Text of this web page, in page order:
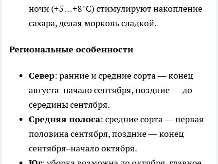
ночи (+5…+8°C) стимулируют накопление
сахара, делая морковь сладкой.
Региональные особенности
Север: ранние и средние сорта — конец
августа–начало сентября, поздние — до
середины сентября.
Средняя полоса: средние сорта — первая
половина сентября, поздние — конец
сентября–начало октября.